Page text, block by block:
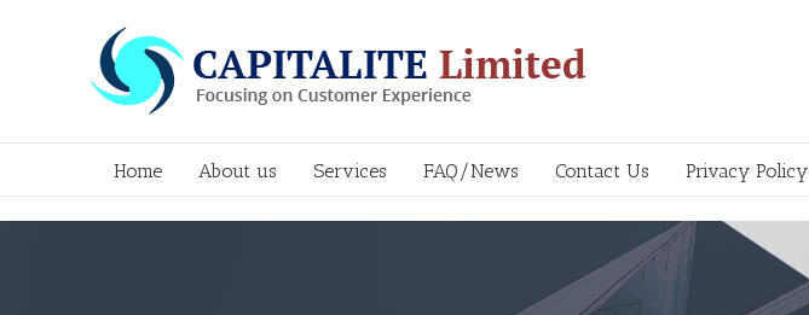
Home About us Services FAQ/News Contact Us Privacy Policy